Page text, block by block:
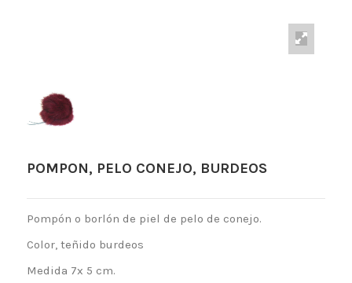
POMPON, PELO CONEJO, BURDEOS
Pompón o borlón de piel de pelo de conejo.
Color, teñido burdeos
Medida 7x 5 cm.